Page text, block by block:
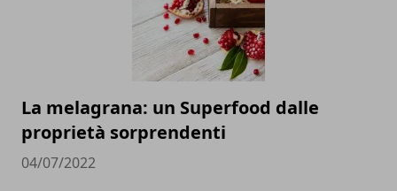
La melagrana: un Superfood dalle
proprietà sorprendenti
04/07/2022